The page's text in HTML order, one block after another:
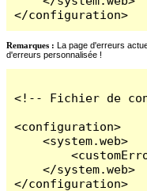
</configuration>
Remarques : La page d'erreurs
d'erreurs personnalisée !
<!-- Fichier de
<configuration>
    <system.web>
    </system.web>
</configuration>